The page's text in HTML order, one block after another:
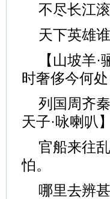
不尽长江
天下英雄
【山坡羊
时奢侈今何
列国周齐
天子·咏喇叭
官船来往
怕。
哪里去辨